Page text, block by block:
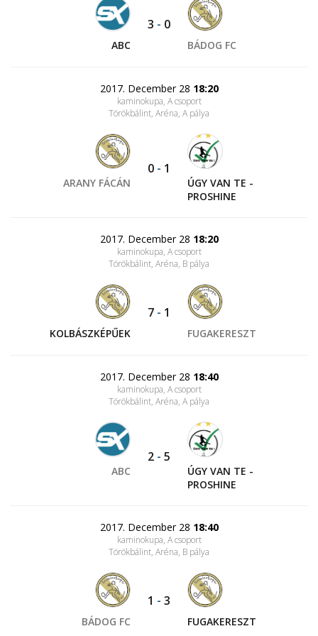
ABC
3 - 0
BÁDOG FC
2017. December 28 18:20
kaminokupa, A csoport
Törökbálint, Aréna, A pálya
ARANY FÁCÁN
0 - 1
ÚGY VAN TE -
PROSHINE
2017. December 28 18:20
kaminokupa, A csoport
Törökbálint, Aréna, B pálya
KOLBÁSZKÉPŰEK
7 - 1
FUGAKERESZT
2017. December 28 18:40
kaminokupa, A csoport
Törökbálint, Aréna, A pálya
ABC
2 - 5
ÚGY VAN TE -
PROSHINE
2017. December 28 18:40
kaminokupa, A csoport
Törökbálint, Aréna, B pálya
BÁDOG FC
1 - 3
FUGAKERESZT